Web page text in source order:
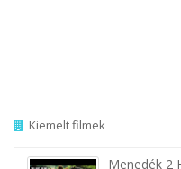
Kiemelt filmek
Menedék 2